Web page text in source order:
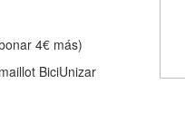
4€ más)
BiciUnizar